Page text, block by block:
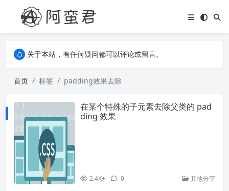
关于本站，有任何疑问都可以评论或留言。
关于本站，有任何疑问都可以评论或留言。
首页
标签 padding效果去除
在某个特殊的子元素去除父类的 pad
ding 效果
2.4K+ 0 其他分享